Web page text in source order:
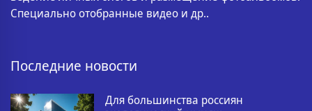
Специально отобранные видео и др..
Последние новости
Для большинства россиян